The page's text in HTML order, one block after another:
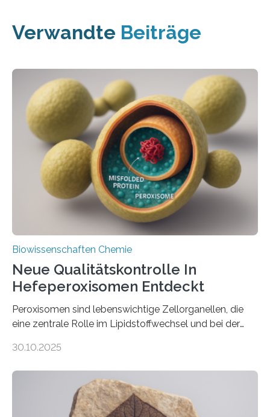
Verwandte Beiträge
Biowissenschaften Chemie
Neue Qualitätskontrolle In
Hefeperoxisomen Entdeckt
Peroxisomen sind lebenswichtige Zellorganellen, die
eine zentrale Rolle im Lipidstoffwechsel und bei der
erfüllen können, müssen zahlreiche Enzyme präzise in
der Ruhr-Universität Bochum um Prof. Dr. Ralf Erdmann
und Dr. Ismaila Francis Yusuf hat nun einen bislang
unbekannten Qualitätskontrollmechanismus des
30.10.2025